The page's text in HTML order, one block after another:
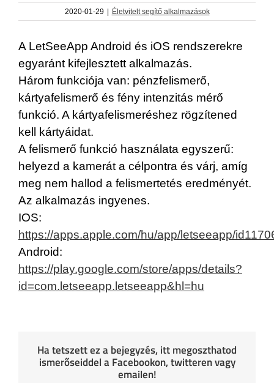
2020-01-29 | Életvitelt segítő alkalmazások
A LetSeeApp Android és iOS rendszerekre
egyaránt kifejlesztett alkalmazás.
Három funkciója van: pénzfelismerő,
kártyafelismerő és fény intenzitás mérő
funkció. A kártyafelismeréshez rögzítened
kell kártyáidat.
A felismerő funkció használata egyszerű:
helyezd a kamerát a célpontra és várj, amíg
meg nem hallod a felismertetés eredményét.
Az alkalmazás ingyenes.
IOS:
https://apps.apple.com/hu/app/letseeapp/
Android:
https://play.google.com/store/apps/details?
id=com.letseeapp.letseeapp&hl=hu
Ha tetszett ez a bejegyzés, itt megoszthatod
ismerőseiddel a Facebookon, twitteren vagy
emailen!